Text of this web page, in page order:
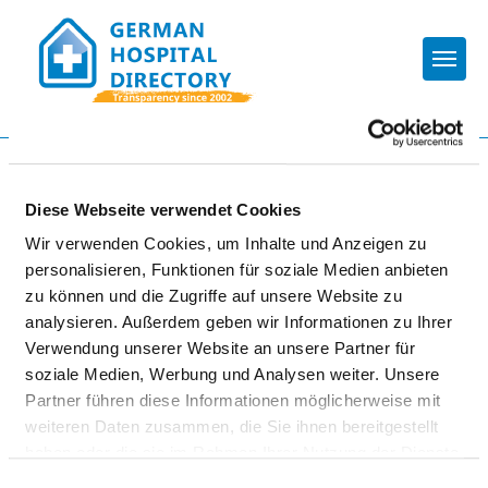
Diese Webseite verwendet Cookies
Wir verwenden Cookies, um Inhalte und Anzeigen zu
personalisieren, Funktionen für soziale Medien anbieten
zu können und die Zugriffe auf unsere Website zu
analysieren. Außerdem geben wir Informationen zu Ihrer
Verwendung unserer Website an unsere Partner für
soziale Medien, Werbung und Analysen weiter. Unsere
Partner führen diese Informationen möglicherweise mit
weiteren Daten zusammen, die Sie ihnen bereitgestellt
CHARITÉ -
UNIVERSITÄTSMEDIZIN
BERLIN